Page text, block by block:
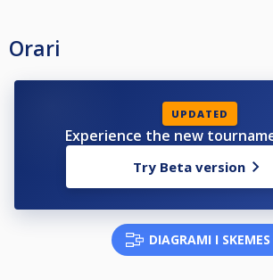
Orari
UPDATED
Experience the new
Try Beta version
DIAGRAMI I SKEMES